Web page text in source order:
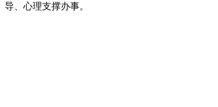
导、心理支撑办事。